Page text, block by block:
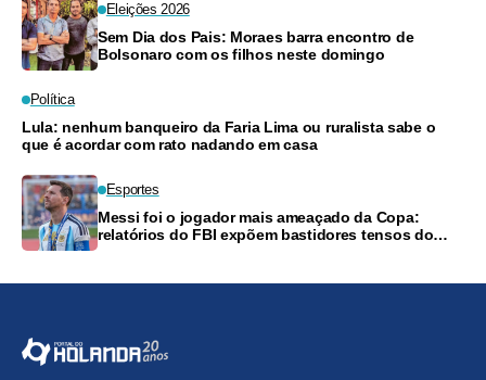
Eleições 2026
Sem Dia dos Pais: Moraes barra encontro de
Bolsonaro com os filhos neste domingo
Política
Lula: nenhum banqueiro da Faria Lima ou ruralista sabe o
que é acordar com rato nadando em casa
Esportes
Messi foi o jogador mais ameaçado da Copa:
relatórios do FBI expõem bastidores tensos do